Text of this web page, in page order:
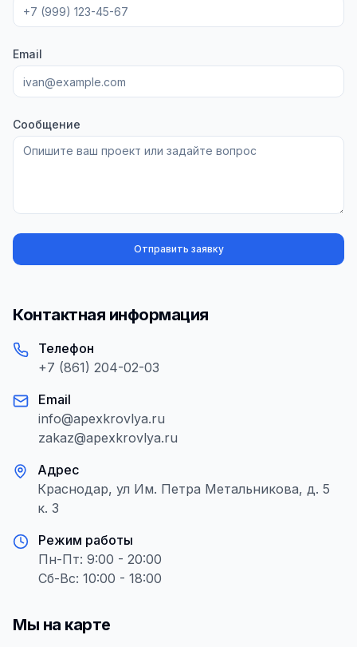
Email
Сообщение
Отправить заявку
Контактная информация
Телефон
+7 (861) 204-02-03
Email
info@apexkrovlya.ru
zakaz@apexkrovlya.ru
Адрес
Краснодар, ул Им. Петра Метальникова, д. 5
к. 3
Режим работы
Пн-Пт: 9:00 - 20:00
Сб-Вс: 10:00 - 18:00
Мы на карте